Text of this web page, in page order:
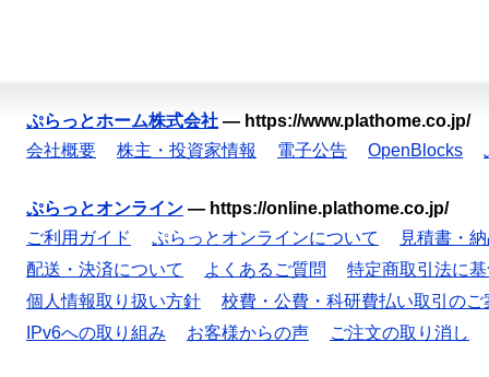
ぷらっとホーム株式会社 — https://www.plathome.co.jp/
会社概要
株主・投資家情報 電子公告 OpenBlocks
ぷらっとオンライン — https://online.plathome.co.jp/
ご利用ガイド
ぷらっとオンラインについて
見積書・
配送・決済について
よくあるご質問
特定商取引法に
個人情報取り扱い方針
校費・公費・科研費払い取引のご
IPv6への取り組み
お客様からの声 ご注文の取り消し